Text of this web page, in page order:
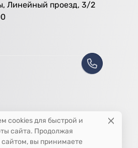
Линейный проезд, 3/2
cookies для быстрой и
сайта. Продолжая
сайтом, вы принимаете